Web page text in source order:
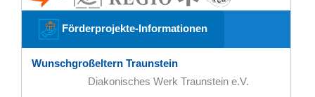
Förderprojekte-Informationen
Wunschgroßeltern Traunstein
Diakonisches Werk Traunstein e.V.